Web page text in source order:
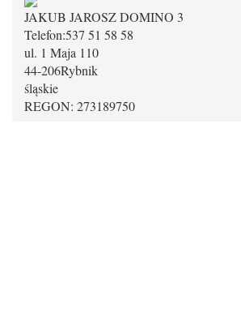
JAKUB JAROSZ DOMINO 3
Telefon:537 51 58 58
ul. 1 Maja 110
44-206Rybnik
śląskie
REGON: 273189750